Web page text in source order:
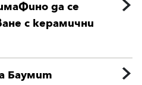
да се
с керамични
Баумит